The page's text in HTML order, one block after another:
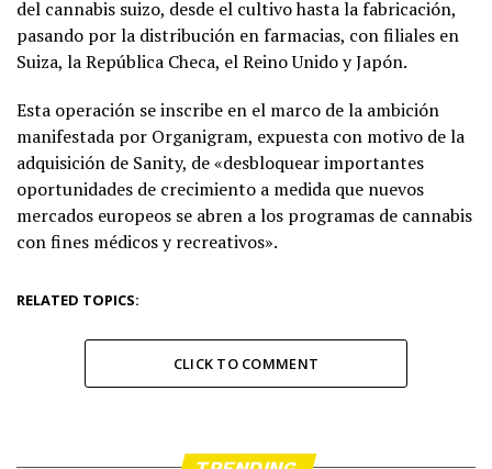
del cannabis suizo, desde el cultivo hasta la fabricación,
pasando por la distribución en farmacias, con filiales en
Suiza, la República Checa, el Reino Unido y Japón.
Esta operación se inscribe en el marco de la ambición
manifestada por Organigram, expuesta con motivo de la
adquisición de Sanity, de «desbloquear importantes
oportunidades de crecimiento a medida que nuevos
mercados europeos se abren a los programas de cannabis
con fines médicos y recreativos».
RELATED TOPICS:
CLICK TO COMMENT